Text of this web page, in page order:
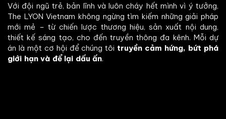
Với đội ngũ trẻ, bản lĩnh và luôn cháy hết mình vì ý tưởng,
The LYON Vietnam không ngừng tìm kiếm những giải pháp
mới mẻ – từ chiến lược thương hiệu, sản xuất nội dung,
thiết kế sáng tạo, cho đến truyền thông đa kênh. Mỗi dự
án là một cơ hội để chúng tôi truyền cảm hứng, bứt phá
giới hạn và để lại dấu ấn.